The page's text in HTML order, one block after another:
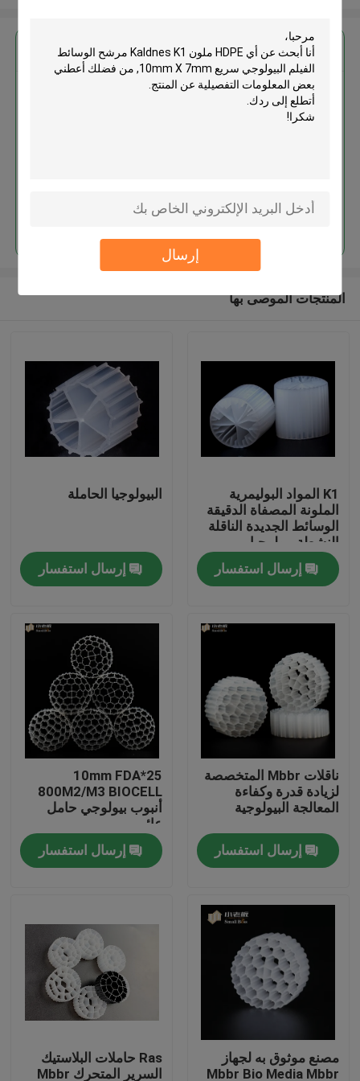
إرسال
منتجات
معلومات عنا
جولة في المعمل
مراقبة الجودة
اتصل بنا
اطلب اقتباس
MBBR بيو ميديا
احصل على افضل سعر ل
استمر
المنتجات الموصى بها
K1 المواد البوليمرية
الملونة المصفاة الدقيقة
الوسائط الجديدة الناقلة
النشطة بيولوجيا
إرسال استفسار
البيولوجيا الحاملة
إرسال استفسار
ناقلات Mbbr المتخصصة
لزيادة قدرة وكفاءة
المعالجة البيولوجية
إرسال استفسار
25*10mm FDA
800M2/M3 BIOCELL
أنبوب بيولوجي حامل
عائم
إرسال استفسار
مصنع موثوق به لجهاز
Mbbr Bio Media Mbbr
Ras حاملات البلاستيك
السرير المتحرك Mbbr